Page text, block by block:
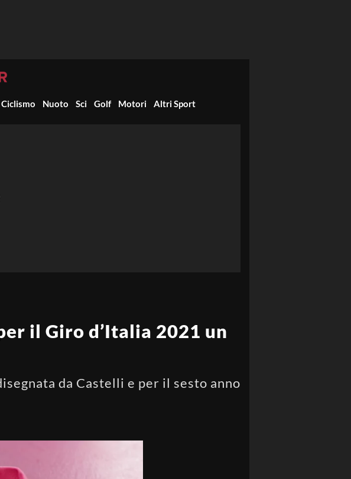
Ciclismo Nuoto Sci Golf Motori Altri Sport
il Giro d’Italia 2021 un
da Castelli e per il sesto anno